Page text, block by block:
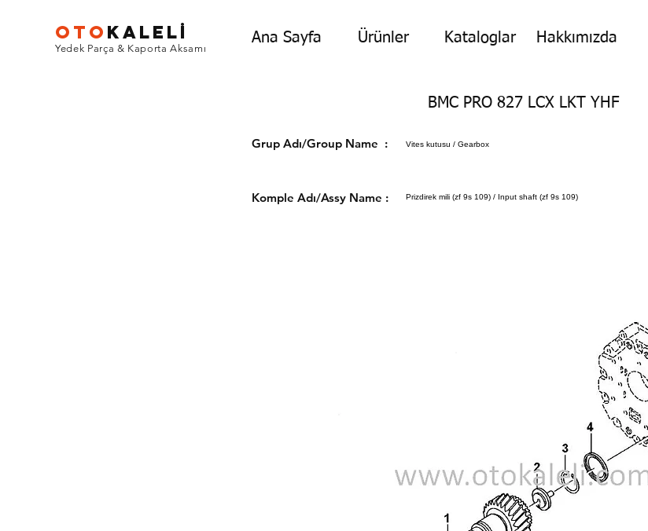
Ana Sayfa Ürünler Kataloglar Hakkımızda
OTO KALELİ
Yedek Parça & Kaporta Aksamı
BMC PRO 827 LCX LKT YHF
Grup Adı/Group Name :Vites kutusu / Gearbox
Komple Adı/Assy Name : Prizdirek mili (zf 9s 109) / Input shaft (zf 9s 109)